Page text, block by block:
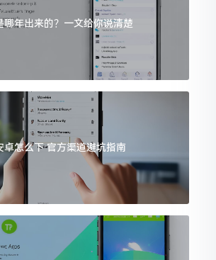
年出来的？一文给你说清楚
怎么下 官方渠道避坑指南